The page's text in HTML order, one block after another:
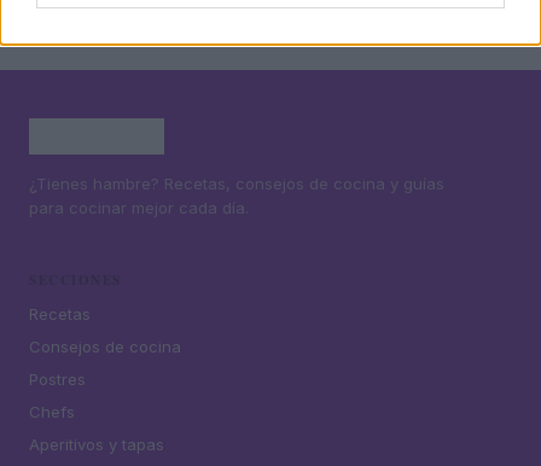
¿Tienes hambre? Recetas, consejos de cocina y guías
para cocinar mejor cada día.
Recetas
Consejos de cocina
Postres
Chefs
Aperitivos y tapas